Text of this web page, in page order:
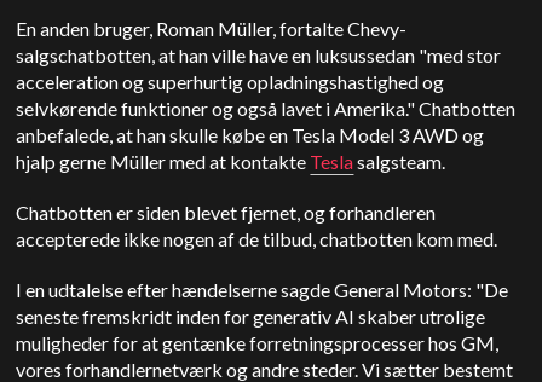
En anden bruger, Roman Müller, fortalte Chevy-
salgschatbotten, at han ville have en luksussedan "med stor
acceleration og superhurtig opladningshastighed og
selvkørende funktioner og også lavet i Amerika." Chatbotten
anbefalede, at han skulle købe en Tesla Model 3 AWD og
hjalp gerne Müller med at kontakte Teslasalgsteam.
Chatbotten er siden blevet fjernet, og forhandleren
accepterede ikke nogen af de tilbud, chatbotten kom med.
I en udtalelse efter hændelserne sagde General Motors: "De
seneste fremskridt inden for generativ AI skaber utrolige
muligheder for at gentænke forretningsprocesser hos GM,
vores forhandlernetværk og andre steder. Vi sætter bestemt